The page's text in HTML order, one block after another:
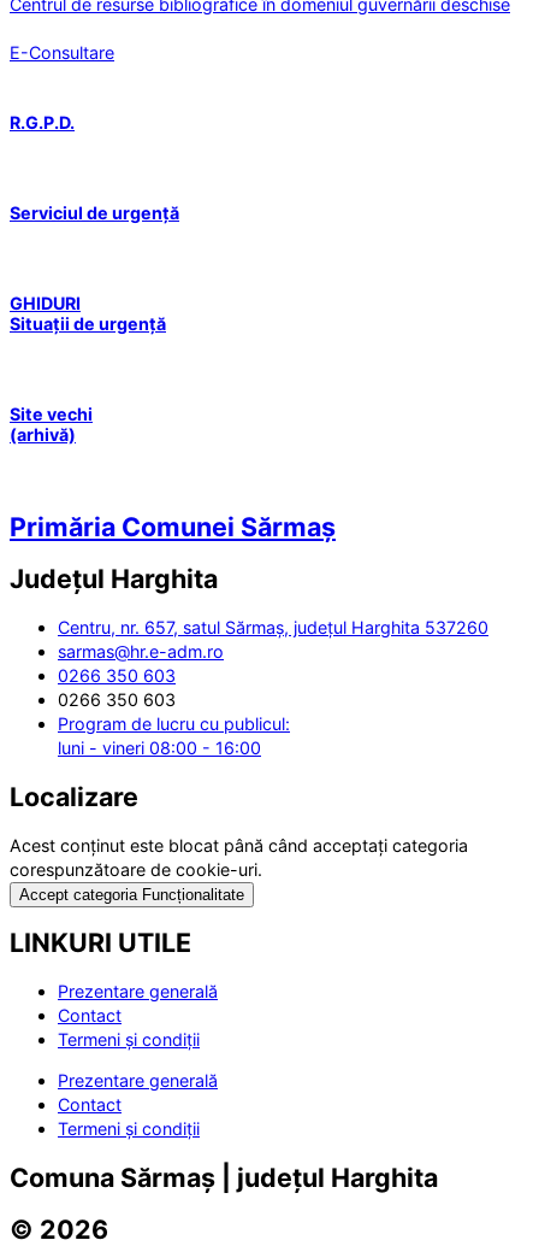
E-Consultare
R.G.P.D.
Serviciul de urgență
GHIDURI
Situații de urgență
Site vechi
(arhivă)
Primăria Comunei Sărmaș
Județul Harghita
Centru, nr. 657, satul Sărmaș, județul Harghita 537260
sarmas@hr.e-adm.ro
0266 350 603
0266 350 603
Program de lucru cu publicul:
luni - vineri 08:00 - 16:00
Localizare
Acest conținut este blocat până când acceptați categoria
corespunzătoare de cookie-uri.
Accept categoria Funcționalitate
LINKURI UTILE
Prezentare generală
Contact
Termeni și condiții
Prezentare generală
Contact
Termeni și condiții
Comuna Sărmaș | județul Harghita
© 2026